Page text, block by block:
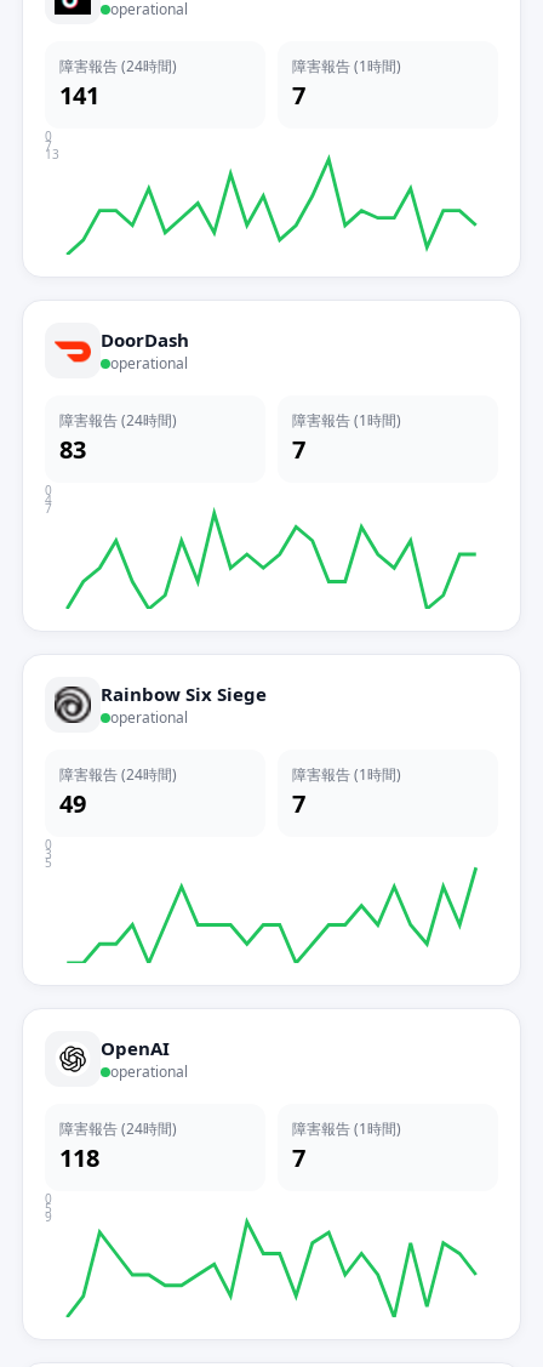
operational
障害報告 (24時間)
141
障害報告 (1時間)
7
13
7
0
DoorDash
operational
障害報告 (24時間)
83
障害報告 (1時間)
7
7
4
0
Rainbow Six Siege
operational
障害報告 (24時間)
49
障害報告 (1時間)
7
5
3
0
OpenAI
operational
障害報告 (24時間)
118
障害報告 (1時間)
7
9
5
0